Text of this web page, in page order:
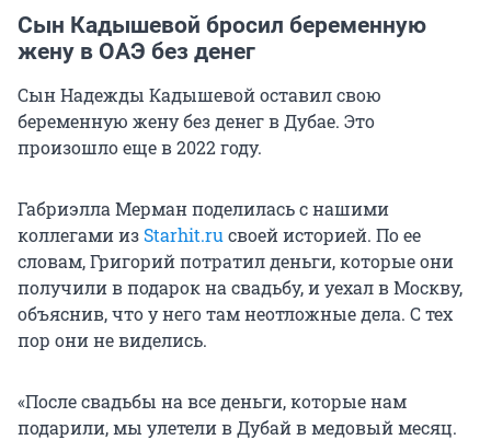
Сын Кадышевой бросил беременную
жену в ОАЭ без денег
Сын Надежды Кадышевой оставил свою
беременную жену без денег в Дубае. Это
произошло еще в 2022 году.
Габриэлла Мерман поделилась с нашими
коллегами из Starhit.ru своей историей. По ее
словам, Григорий потратил деньги, которые они
получили в подарок на свадьбу, и уехал в Москву,
объяснив, что у него там неотложные дела. С тех
пор они не виделись.
«После свадьбы на все деньги, которые нам
подарили, мы улетели в Дубай в медовый месяц.